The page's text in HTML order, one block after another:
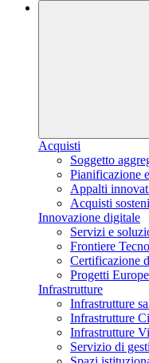
Acquisti
Soggetto
Pianificazione
Appalti
Acquisti
Innovazione digitale
Servizi e
Frontiere
Certificazione
Progetti
Infrastrutture
Infrastrutture
Infrastrutture
Infrastrutture
Servizio di